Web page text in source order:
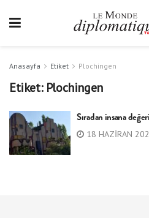
Anasayfa Etiket Plochingen
Etiket: Plochingen
Sıradan insana
18 HAZIRAN